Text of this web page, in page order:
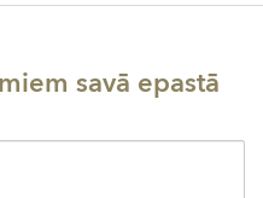
savā epastā